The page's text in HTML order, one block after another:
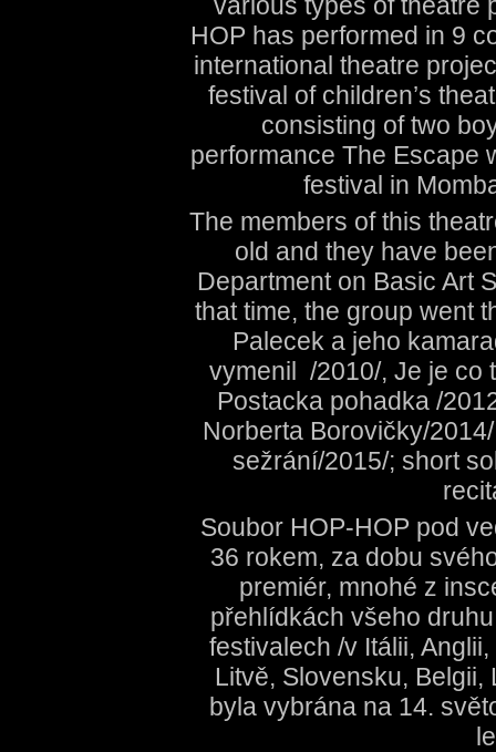
HOP has performed in 9
international theatre
festival of children’s
consisting of two
performance The Escape
festival in
The members of this
old and they have
Department on Basic Art
that time, the group went
Palecek a jeho
vymenil /2010/, Je je co
Postacka pohadka /
Norberta Borovičky/
sežrání/2015/; short
Soubor HOP-HOP pod
36 rokem, za dobu
premiér, mnohé z
přehlídkách všeho
festivalech /v Itálii,
Litvě, Slovensku,
byla vybrána na 14.